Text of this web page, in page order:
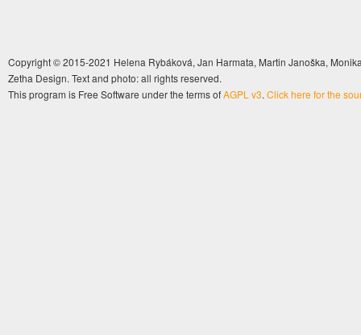
Copyright © 2015-2021 Helena Rybáková, Jan Harmata, Martin Janoška,
Zetha Design. Text and photo: all rights reserved.
This program is Free Software under the terms ofAGPL v3. Click here for the